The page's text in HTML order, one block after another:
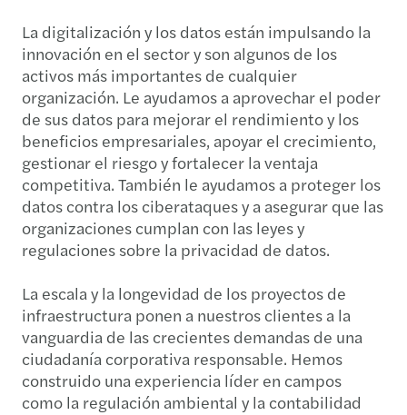
La digitalización y los datos están impulsando la
innovación en el sector y son algunos de los
activos más importantes de cualquier
organización. Le ayudamos a aprovechar el poder
de sus datos para mejorar el rendimiento y los
beneficios empresariales, apoyar el crecimiento,
gestionar el riesgo y fortalecer la ventaja
competitiva. También le ayudamos a proteger los
datos contra los ciberataques y a asegurar que las
organizaciones cumplan con las leyes y
regulaciones sobre la privacidad de datos.
La escala y la longevidad de los proyectos de
infraestructura ponen a nuestros clientes a la
vanguardia de las crecientes demandas de una
ciudadanía corporativa responsable. Hemos
construido una experiencia líder en campos
como la regulación ambiental y la contabilidad